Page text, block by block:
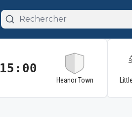
15:00
Heanor Town